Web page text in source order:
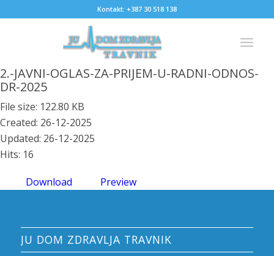
Kontakt: +387 30 518 138
2.-JAVNI-OGLAS-ZA-PRIJEM-U-RADNI-ODNOS-
DR-2025
File size: 122.80 KB
Created: 26-12-2025
Updated: 26-12-2025
Hits: 16
Download Preview
JU DOM ZDRAVLJA TRAVNIK